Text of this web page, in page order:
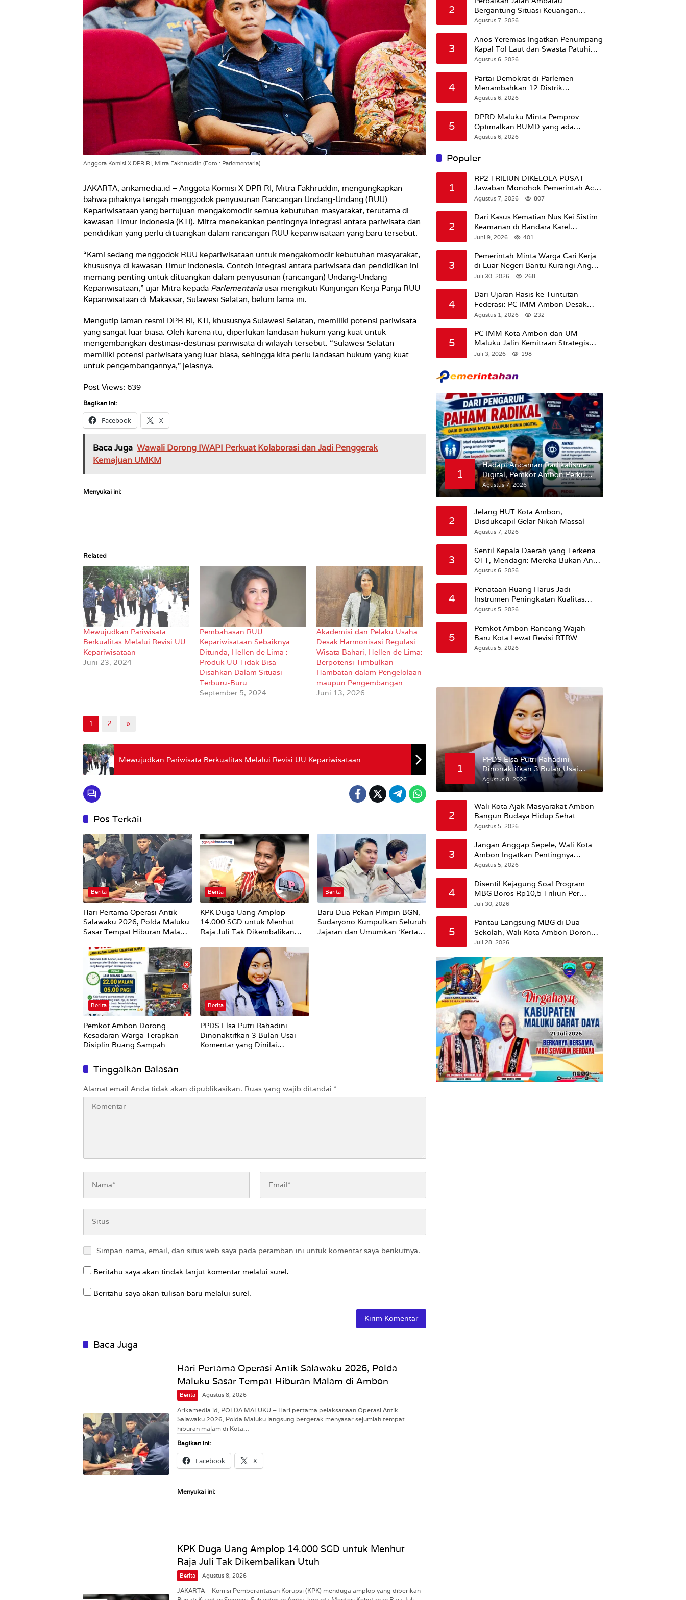
Anggota Komisi X DPR RI, Mitra Fakhruddin (Foto : Parlementaria)
JAKARTA, arikamedia.id – Anggota Komisi X DPR RI, Mitra Fakhruddin, mengungkapkan
bahwa pihaknya tengah menggodok penyusunan Rancangan Undang-Undang (RUU)
Kepariwisataan yang bertujuan mengakomodir semua kebutuhan masyarakat, terutama di
kawasan Timur Indonesia (KTI). Mitra menekankan pentingnya integrasi antara pariwisata dan
pendidikan yang perlu dituangkan dalam rancangan RUU kepariwisataan yang baru tersebut.
“Kami sedang menggodok RUU kepariwisataan untuk mengakomodir kebutuhan masyarakat,
khususnya di kawasan Timur Indonesia. Contoh integrasi antara pariwisata dan pendidikan ini
memang penting untuk dituangkan dalam penyusunan (rancangan) Undang-Undang
Kepariwisataan,” ujar Mitra kepada Parlementariausai mengikuti Kunjungan Kerja Panja RUU
Kepariwisataan di Makassar, Sulawesi Selatan, belum lama ini.
Mengutip laman resmi DPR RI, KTI, khususnya Sulawesi Selatan, memiliki potensi pariwisata
yang sangat luar biasa. Oleh karena itu, diperlukan landasan hukum yang kuat untuk
mengembangkan destinasi-destinasi pariwisata di wilayah tersebut. “Sulawesi Selatan
memiliki potensi pariwisata yang luar biasa, sehingga kita perlu landasan hukum yang kuat
untuk pengembangannya,” jelasnya.
Post Views: 639
Bagikan ini:
Facebook X
Baca Juga Wawali Dorong IWAPI Perkuat Kolaborasi dan Jadi Penggerak
Kemajuan UMKM
Menyukai ini:
Related
Mewujudkan Pariwisata
Berkualitas Melalui Revisi UU
Kepariwisataan
Juni 23, 2024
Pembahasan RUU
Kepariwisataan Sebaiknya
Ditunda, Hellen de Lima :
Produk UU Tidak Bisa
Disahkan Dalam Situasi
Terburu-Buru
September 5, 2024
Akademisi dan Pelaku Usaha
Desak Harmonisasi Regulasi
Wisata Bahari, Hellen de Lima:
Berpotensi Timbulkan
Hambatan dalam Pengelolaan
maupun Pengembangan
Juni 13, 2026
1 2 »
Mewujudkan Pariwisata Berkualitas Melalui Revisi UU Kepariwisataan
Pos Terkait
Berita
Hari Pertama Operasi Antik
Salawaku 2026, Polda Maluku
Sasar Tempat Hiburan Malam
Berita
KPK Duga Uang Amplop
14.000 SGD untuk Menhut
Raja Juli Tak Dikembalikan
Berita
Baru Dua Pekan Pimpin BGN,
Sudaryono Kumpulkan Seluruh
Jajaran dan Umumkan ‘Kertas
Berita
Pemkot Ambon Dorong
Kesadaran Warga Terapkan
Disiplin Buang Sampah
Berita
PPDS Elsa Putri Rahadini
Dinonaktifkan 3 Bulan Usai
Komentar yang Dinilai
Tinggalkan Balasan
Alamat email Anda tidak akan dipublikasikan. Ruas yang wajib ditandai *
Simpan nama, email, dan situs web saya pada peramban ini untuk komentar saya berikutnya.
Beritahu saya akan tindak lanjut komentar melalui surel.
Beritahu saya akan tulisan baru melalui surel.
Baca Juga
Hari Pertama Operasi Antik Salawaku 2026, Polda
Maluku Sasar Tempat Hiburan Malam di Ambon
Berita Agustus 8, 2026
Arikamedia.id, POLDA MALUKU – Hari pertama pelaksanaan Operasi Antik
Salawaku 2026, Polda Maluku langsung bergerak menyasar sejumlah tempat
hiburan malam di Kota…
Bagikan ini:
Facebook X
Menyukai ini:
KPK Duga Uang Amplop 14.000 SGD untuk Menhut
Raja Juli Tak Dikembalikan Utuh
Berita Agustus 8, 2026
JAKARTA – Komisi Pemberantasan Korupsi (KPK) menduga amplop yang diberikan
2
Bergantung Situasi Keuangan
Pemprov Maluku
Agustus 7, 2026
3
Anos Yeremias Ingatkan Penumpang
Kapal Tol Laut dan Swasta Patuhi
Peringatan BMKG
Agustus 6, 2026
4
Partai Demokrat di Parlemen
Menambahkan 12 Distrik
Pendukung Trump
Agustus 6, 2026
5
DPRD Maluku Minta Pemprov
Optimalkan BUMD yang ada
Ketimbang Menambah Baru
Agustus 6, 2026
Populer
1
RP2 TRILIUN DIKELOLA PUSAT
Jawaban Monohok Pemerintah Aceh
Usai Disorot Mentan Amran Soal
Agustus 7, 2026 807
2
Dari Kasus Kematian Nus Kei Sistim
Keamanan di Bandara Karel
Sadsuitubun Langgur
Juni 9, 2026 401
3
Pemerintah Minta Warga Cari Kerja
di Luar Negeri Bantu Kurangi Angka
Pengangguran
Juli 30, 2026 268
4
Dari Ujaran Rasis ke Tuntutan
Federasi: PC IMM Ambon Desak
Klarifikasi Presiden dan Imbau
Putih Di Maluku.
Agustus 1, 2026 232
5
PC IMM Kota Ambon dan UM
Maluku Jalin Kemitraan Strategis
untuk Cetak Kader Pencerah Bangsa
Kampus”
Juli 3, 2026 198
1
Hadapi Ancaman Radikalisme
Digital, Pemkot Ambon Perkuat
Peran Keluarga
Agustus 7, 2026
2
Jelang HUT Kota Ambon,
Disdukcapil Gelar Nikah Massal
Agustus 7, 2026
3
Sentil Kepala Daerah yang Terkena
OTT, Mendagri: Mereka Bukan Anak
Kemarin Sore
Agustus 6, 2026
4
Penataan Ruang Harus Jadi
Instrumen Peningkatan Kualitas
Hidup Masyarakat, Wattimena:
Susun RDTR Sebagai Dasar Hukum
Agustus 5, 2026
5
Pemkot Ambon Rancang Wajah
Baru Kota Lewat Revisi RTRW
Agustus 5, 2026
1
PPDS Elsa Putri Rahadini
Dinonaktifkan 3 Bulan Usai
Komentar yang Dinilai
Nirempati ke Pasien BPJS
Agustus 8, 2026
2
Wali Kota Ajak Masyarakat Ambon
Bangun Budaya Hidup Sehat
Agustus 5, 2026
3
Jangan Anggap Sepele, Wali Kota
Ambon Ingatkan Pentingnya
Perencanaan Kesehatan
Agustus 5, 2026
4
Disentil Kejagung Soal Program
MBG Boros Rp10,5 Triliun Per
Tahun, Kepala BGN Sudaryono Beri
Juli 30, 2026
5
Pantau Langsung MBG di Dua
Sekolah, Wali Kota Ambon Dorong
Pemerataan Hingga Wilayah
Juli 28, 2026